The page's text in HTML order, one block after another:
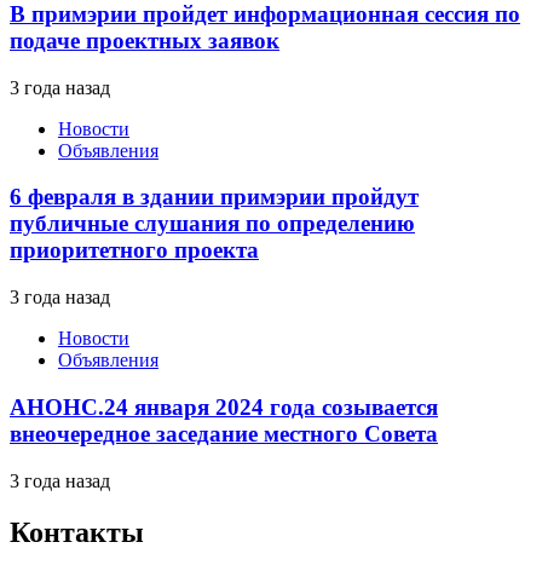
В примэрии пройдет информационная сессия по
подаче проектных заявок
3 года назад
Новости
Объявления
6 февраля в здании примэрии пройдут
публичные слушания по определению
приоритетного проекта
3 года назад
Новости
Объявления
АНОНС.24 января 2024 года созывается
внеочередное заседание местного Совета
3 года назад
Контакты